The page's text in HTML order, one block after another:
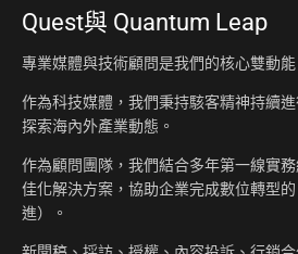
Quest與 Quantum Leap
專業媒體與技術顧問是我們的核心雙動能
作為科技媒體，我們秉持駭客精神持續
探索海內外產業動態。
作為顧問團隊，我們結合多年第一線實
佳化解決方案，協助企業完成數位轉型
進）。